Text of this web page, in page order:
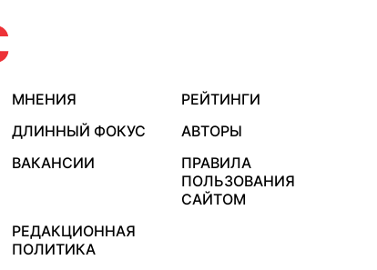
МНЕНИЯ
РЕЙТИНГИ
ДЛИННЫЙ ФОКУС
АВТОРЫ
ВАКАНСИИ
ПРАВИЛА
ПОЛЬЗОВАНИЯ
САЙТОМ
РЕДАКЦИОННАЯ
ПОЛИТИКА